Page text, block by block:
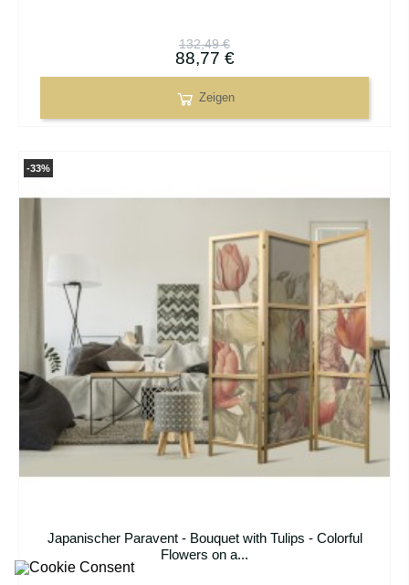
132,49 €
88,77 €
Zeigen
Japanischer Paravent - Bouquet with Tulips - Colorful
Flowers on a...
-33%